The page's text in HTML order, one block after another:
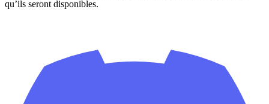
qu’ils seront disponibles.